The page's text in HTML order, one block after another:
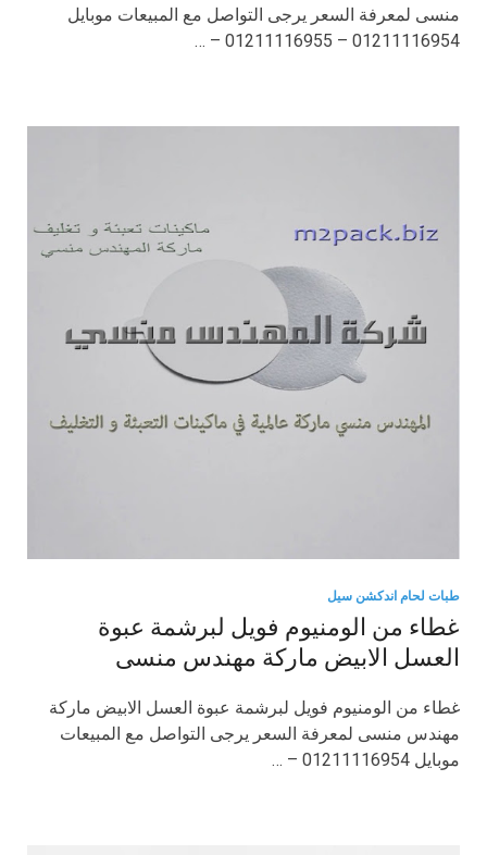
منسى لمعرفة السعر يرجى التواصل مع المبيعات موبايل
01211116954 – 01211116955 – …
طبات لحام اندكشن سيل
غطاء من الومنيوم فويل لبرشمة عبوة
العسل الابيض ماركة مهندس منسى
غطاء من الومنيوم فويل لبرشمة عبوة العسل الابيض ماركة
مهندس منسى لمعرفة السعر يرجى التواصل مع المبيعات
موبايل 01211116954 – …